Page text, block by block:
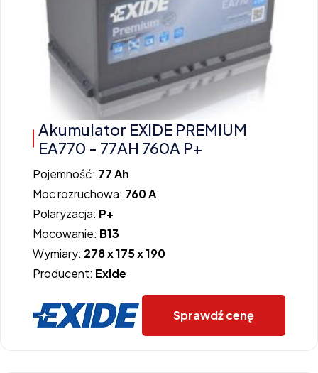
Akumulator EXIDE PREMIUM
EA770 - 77AH 760A P+
Pojemność: 77 Ah
Moc rozruchowa: 760 A
Polaryzacja: P+
Mocowanie: B13
Wymiary: 278 x 175 x 190
Producent: Exide
Sprawdź cenę